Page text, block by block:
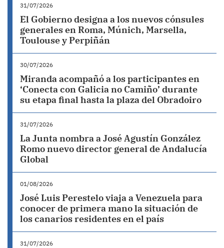
31/07/2026
El Gobierno designa a los nuevos cónsules
generales en Roma, Múnich, Marsella,
Toulouse y Perpiñán
30/07/2026
Miranda acompañó a los participantes en
‘Conecta con Galicia no Camiño’ durante
su etapa final hasta la plaza del Obradoiro
31/07/2026
La Junta nombra a José Agustín González
Romo nuevo director general de Andalucía
Global
01/08/2026
José Luis Perestelo viaja a Venezuela para
conocer de primera mano la situación de
los canarios residentes en el país
31/07/2026